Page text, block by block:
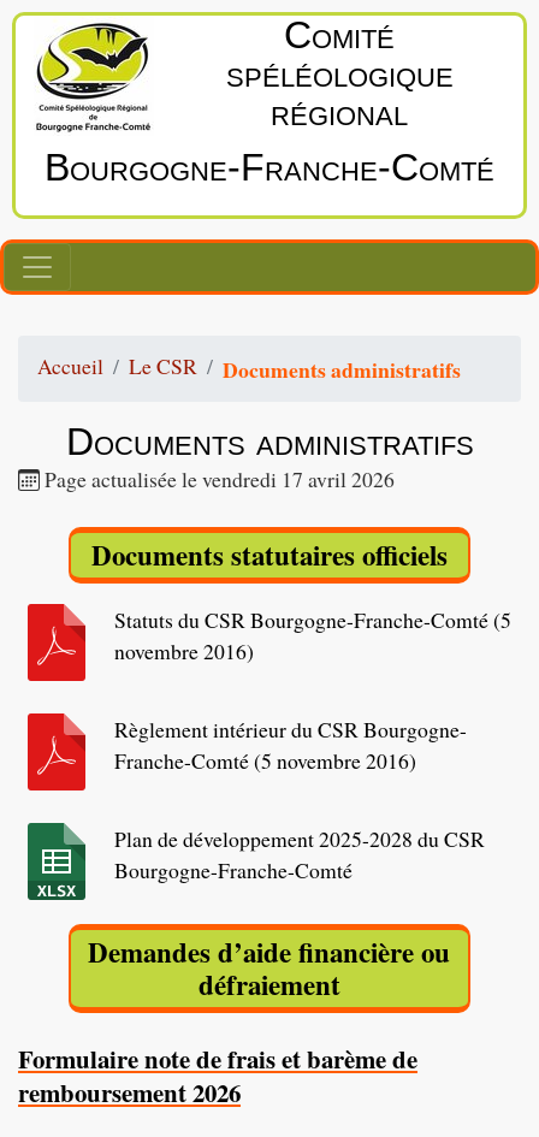
Comité
spéléologique
régional
Bourgogne‑Franche‑Comté
Accueil Le CSR Documents administratifs
Documents administratifs
Page actualisée le vendredi 17 avril 2026
Documents statutaires officiels
Statuts du CSR Bourgogne-Franche-Comté (5
novembre 2016)
Règlement intérieur du CSR Bourgogne-
Franche-Comté (5 novembre 2016)
Plan de développement 2025-2028 du CSR
Bourgogne-Franche-Comté
Demandes d’aide financière ou
défraiement
Formulaire note de frais et barème de
remboursement 2026